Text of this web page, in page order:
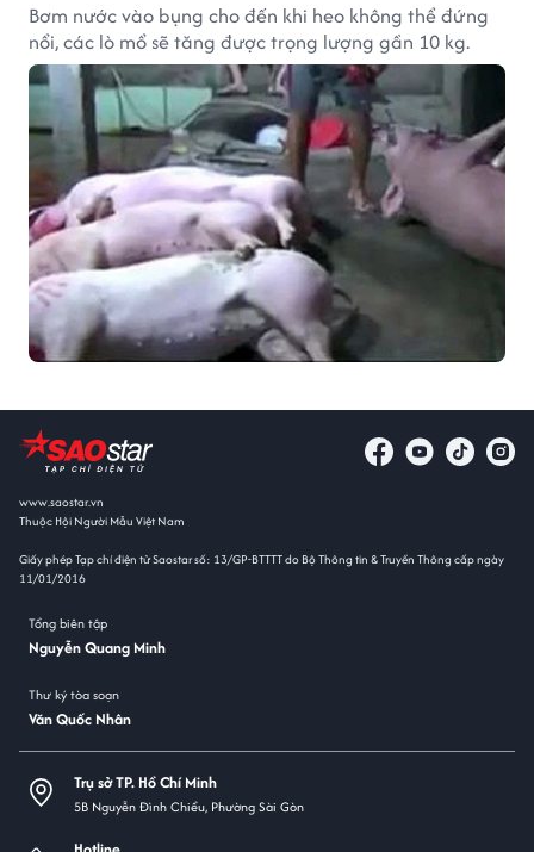
Bơm nước vào bụng cho đến khi heo không thể đứng
nổi, các lò mổ sẽ tăng được trọng lượng gần 10 kg.
www.saostar.vn
Thuộc Hội Người Mẫu Việt Nam
Giấy phép Tạp chí điện tử Saostar số: 13/GP-BTTTT do Bộ Thông tin & Truyền Thông cấp ngày
11/01/2016
Tổng biên tập
Nguyễn Quang Minh
Thư ký tòa soạn
Văn Quốc Nhân
Trụ sở TP. Hồ Chí Minh
5B Nguyễn Đình Chiểu, Phường Sài Gòn